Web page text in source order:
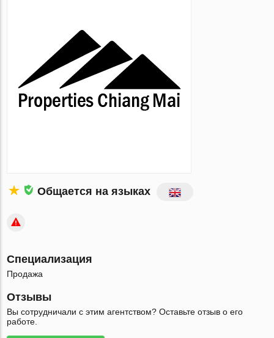
Общается на языках
Специализация
Продажа
Отзывы
Вы сотрудничали с этим агентством? Оставьте отзыв о его
работе.